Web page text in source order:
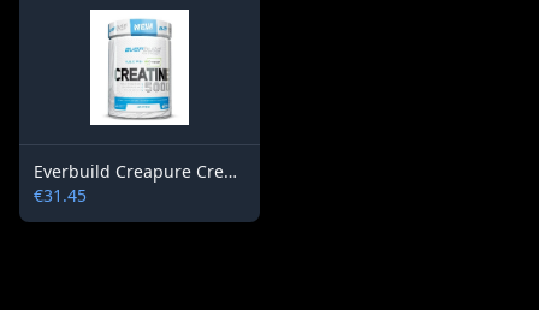
Everbuild Creapure Creatine 5000® / 500g
€31.45